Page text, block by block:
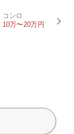
コンロ
10万〜20万円